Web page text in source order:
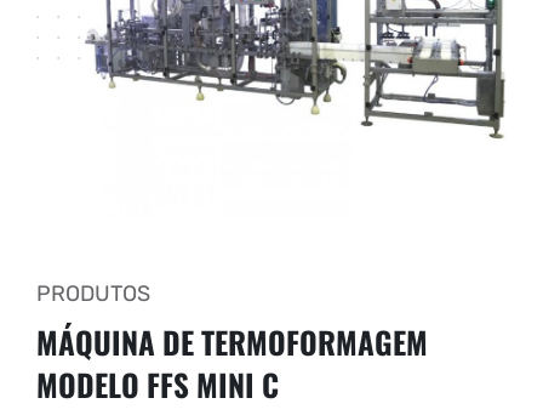
PRODUTOS
MÁQUINA DE TERMOFORMAGEM
MODELO FFS MINI C